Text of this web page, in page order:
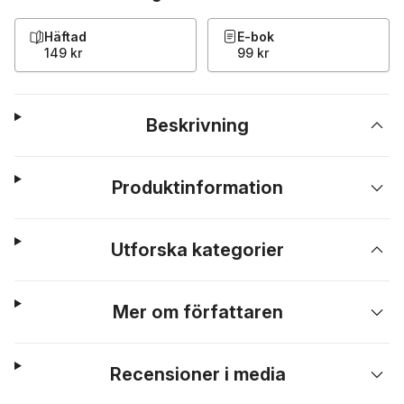
Häftad
149 kr
E-bok
99 kr
Beskrivning
Produktinformation
Utforska kategorier
Mer om författaren
Recensioner i media